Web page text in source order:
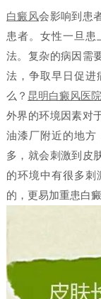
白癜风会影响到患
患者。女性一旦患
法。复杂的病因需
法，争取早日促进
么？ 昆明白癜风医
外界的环境因素对
油漆厂附近的地方
多，就会刺激到皮
的环境中有很多刺
的，更易加重患白